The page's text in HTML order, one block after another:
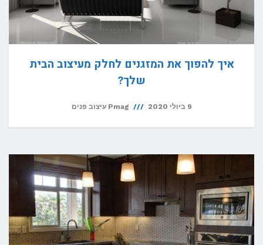
איך להפוך את המזגנים לחלק מעיצוב הבית
שלך?
9 ביולי 2020 Pmag עיצוב פנים